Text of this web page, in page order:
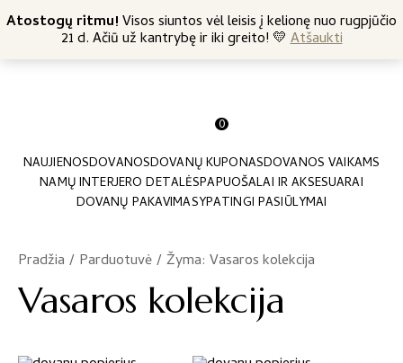
Atostogų ritmu!Visos siuntos vėl leisis į kelionę nuo rugpjūčio
21 d. Ačiū už kantrybę ir iki greito! 💛Atšaukti
Nemokamas siuntimas nuo 45 Eur +370 682 57369
0
NAUJIENOSDOVANOSDOVANŲ KUPONASDOVANOS VAIKAMS
NAMŲ INTERJERO DETALĖSPAPUOŠALAI IR AKSESUARAI
DOVANŲ PAKAVIMASYPATINGI PASIŪLYMAI
Pradžia / Parduotuvė/Žyma: Vasaros kolekcija
Vasaros kolekcija